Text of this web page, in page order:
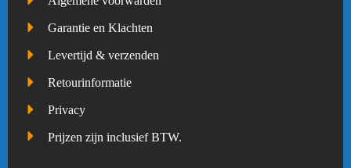
Garantie en Klachten
Levertijd & verzenden
Retourinformatie
Privacy
Prijzen zijn inclusief BTW.